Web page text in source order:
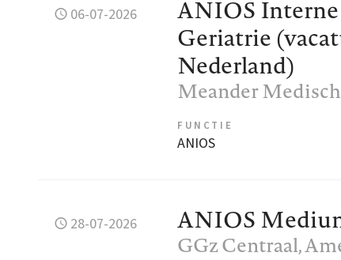
06-07-2026
ANIOS
Geriatrie
Nederland)
Meander
FUNCTIE
ANIOS
28-07-2026 ANIOS
GGz Centraal,